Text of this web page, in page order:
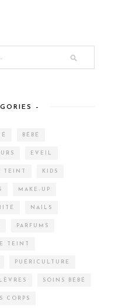
–
BÉBÉ
EVEIL
TEINT KIDS
MAKE-UP
NAILS
PARFUMS
TEINT
PUÉRICULTURE
SOINS BÉBÉ
CORPS